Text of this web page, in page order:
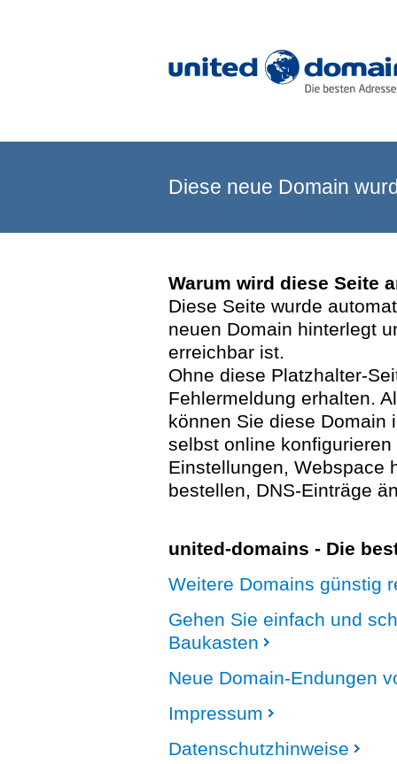
Diese neue Domain
Warum wird diese Seite
Diese Seite wurde
neuen Domain hinterlegt
erreichbar ist.
Ohne diese Platzhalter-
Fehlermeldung erhalten.
können Sie diese Domain
selbst online
Einstellungen, Webspace
bestellen, DNS-Einträge
united-domains - Die
Weitere Domains günstig
Gehen Sie einfach und
Baukasten
Neue Domain-Endungen
Impressum
Datenschutzhinweise